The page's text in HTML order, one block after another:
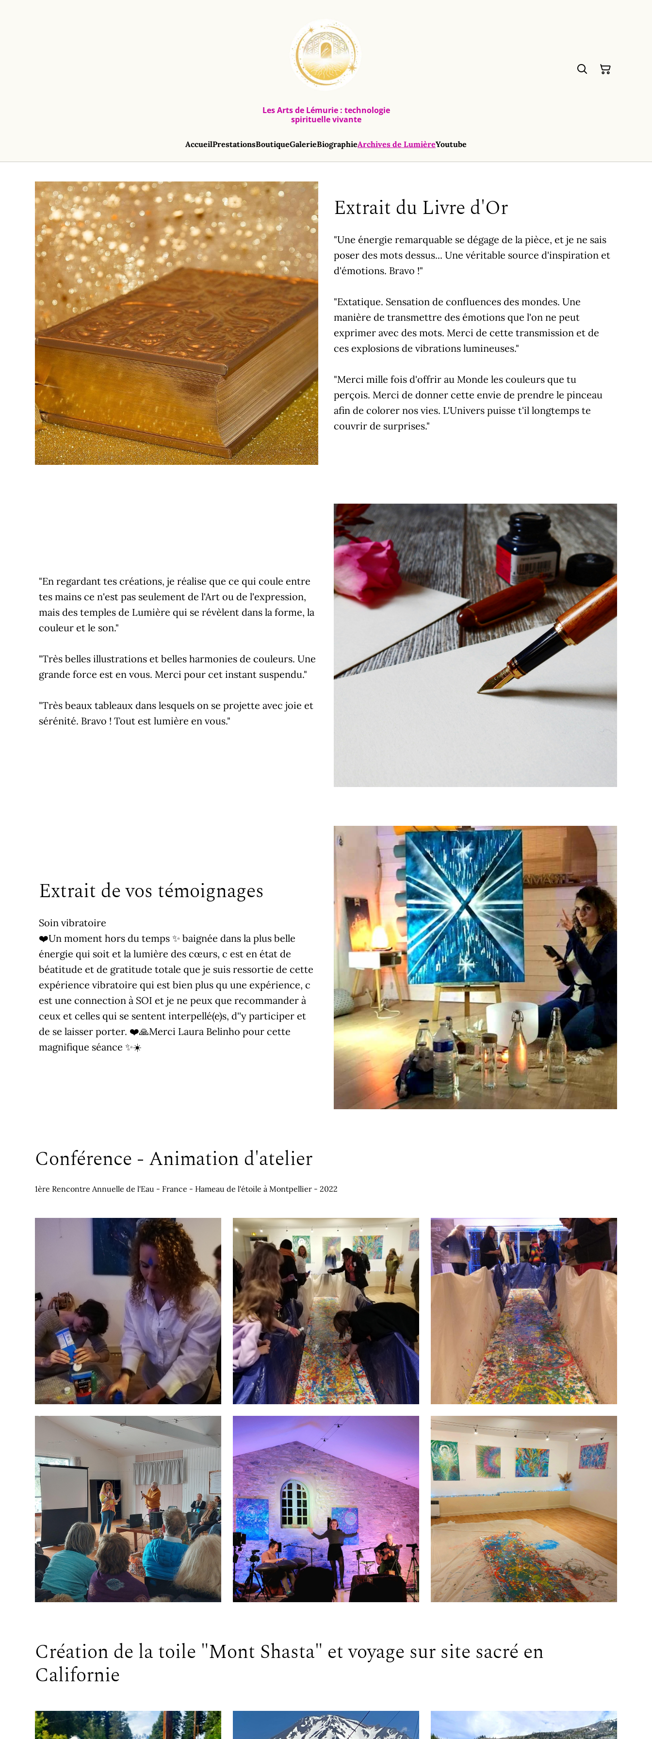
Les Arts de Lémurie : technologie
spirituelle vivante
AccueilPrestationsBoutiqueGalerieBiographieArchives de LumièreYoutube
Extrait du Livre d'Or
"Une énergie remarquable se dégage de la pièce, et je ne sais
poser des mots dessus... Une véritable source d'inspiration et
d'émotions. Bravo !"
"Extatique. Sensation de confluences des mondes. Une
manière de transmettre des émotions que l'on ne peut
exprimer avec des mots. Merci de cette transmission et de
ces explosions de vibrations lumineuses."
"Merci mille fois d'offrir au Monde les couleurs que tu
perçois. Merci de donner cette envie de prendre le pinceau
afin de colorer nos vies. L'Univers puisse t'il longtemps te
couvrir de surprises."
"En regardant tes créations, je réalise que ce qui coule entre
tes mains ce n'est pas seulement de l'Art ou de l'expression,
mais des temples de Lumière qui se révèlent dans la forme, la
couleur et le son."
"Très belles illustrations et belles harmonies de couleurs. Une
grande force est en vous. Merci pour cet instant suspendu."
"Très beaux tableaux dans lesquels on se projette avec joie et
sérénité. Bravo ! Tout est lumière en vous."
Extrait de vos témoignages
Soin vibratoire
❤️Un moment hors du temps ✨️ baignée dans la plus belle
énergie qui soit et la lumière des cœurs, c est en état de
béatitude et de gratitude totale que je suis ressortie de cette
expérience vibratoire qui est bien plus qu une expérience, c
est une connection à SOI et je ne peux que recommander à
ceux et celles qui se sentent interpellé(e)s, d''y participer et
de se laisser porter. ❤️🙏Merci Laura Belinho pour cette
magnifique séance ✨️☀️
Conférence - Animation d'atelier
1ère Rencontre Annuelle de l'Eau - France - Hameau de l'étoile à Montpellier - 2022
Création de la toile "Mont Shasta" et voyage sur site sacré en
Californie